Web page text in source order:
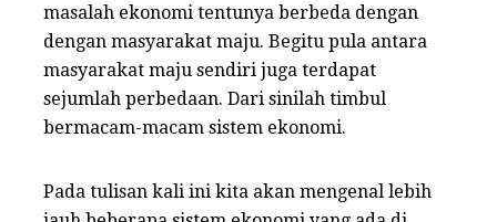
masalah ekonomi tentunya berbeda dengan
dengan masyarakat maju. Begitu pula antara
masyarakat maju sendiri juga terdapat
sejumlah perbedaan. Dari sinilah timbul
bermacam-macam sistem ekonomi.
Pada tulisan kali ini kita akan mengenal lebih